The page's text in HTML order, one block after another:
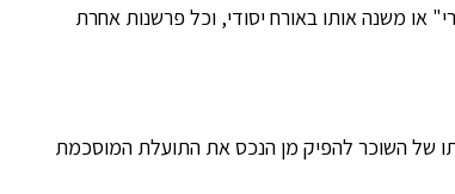
משנה אותו באורח יסודי, וכל פרשנות אחרת
של השוכר להפיק מן הנכס את התועלת המוסכמת